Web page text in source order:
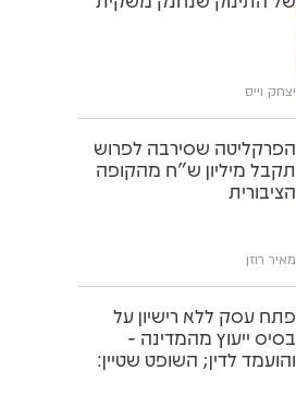
יצחק וייס
הפרקליטה שסירבה לפרוש
תקבל מיליון ש"ח מהקופה
הציבורית
מאיר רוזן
פתח עסק ללא רישיון על
בסיס ייעוץ מהמדינה -
והועמד לדין; השופט שטיין: